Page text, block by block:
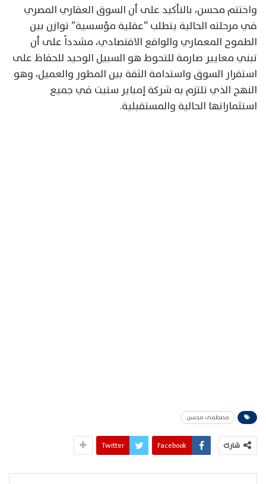
واختتم محسن، بالتأكيد على أن السوق العقاري المصري
في مرحلته الحالية يتطلب “عقلية مؤسسية” توازن بين
الطموح المعماري والواقع الاقتصادي، مشدداً على أن
تبني معايير صارمة للتحوط هو السبيل الوحيد للحفاظ على
استقرار السوق واستدامة الثقة بين المطور والعميل، وهو
النهج الذي تلتزم به شركة إمباير ستيت في جميع
استثماراتها الحالية والمستقبلية.
مصطفى محسن
شارك Facebook
Twitter